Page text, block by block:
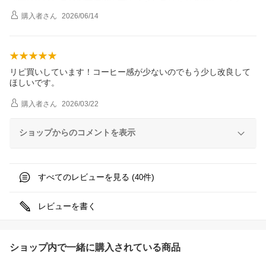
購入者さん 2026/06/14
リピ買いしています！コーヒー感が少ないのでもう少し改良して
ほしいです。
購入者さん 2026/03/22
ショップからのコメントを表示
すべてのレビューを見る (40件)
レビューを書く
ショップ内で一緒に購入されている商品